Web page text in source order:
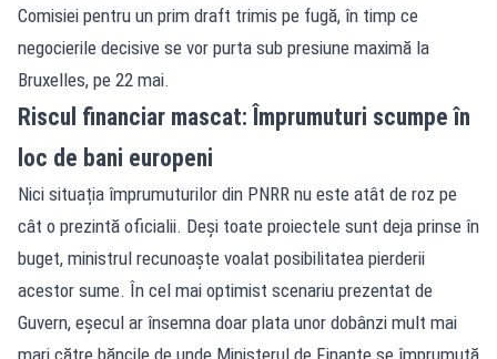
Comisiei pentru un prim draft trimis pe fugă, în timp ce
negocierile decisive se vor purta sub presiune maximă la
Bruxelles, pe 22 mai.
Riscul financiar mascat: Împrumuturi scumpe în
loc de bani europeni
Nici situația împrumuturilor din PNRR nu este atât de roz pe
cât o prezintă oficialii. Deși toate proiectele sunt deja prinse în
buget, ministrul recunoaște voalat posibilitatea pierderii
acestor sume. În cel mai optimist scenariu prezentat de
Guvern, eșecul ar însemna doar plata unor dobânzi mult mai